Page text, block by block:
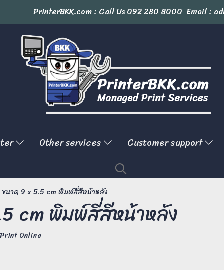
PrinterBKK.com : Call Us092 280 8000 Email :
Other services Customer support
ขนาด 9 x 5.5 cm พิมพ์สี่สีหน้าหลัง
cm พิมพ์สี่สีหน้าหลัง
Print Online